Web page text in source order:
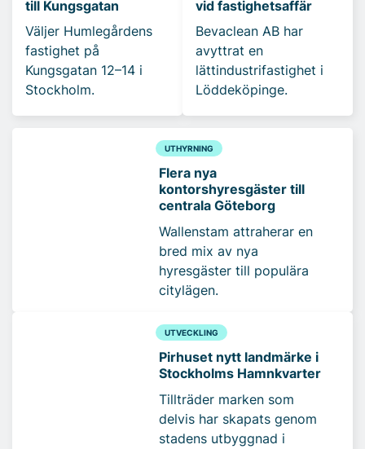
till Kungsgatan
Väljer Humlegårdens
fastighet på
Kungsgatan 12–14 i
Stockholm.
vid fastighetsaffär
Bevaclean AB har
avyttrat en
lättindustrifastighet i
Löddeköpinge.
UTHYRNING
Flera nya
kontorshyresgäster till
centrala Göteborg
Wallenstam attraherar en
bred mix av nya
hyresgäster till populära
citylägen.
UTVECKLING
Pirhuset nytt landmärke i
Stockholms Hamnkvarter
Tillträder marken som
delvis har skapats genom
stadens utbyggnad i